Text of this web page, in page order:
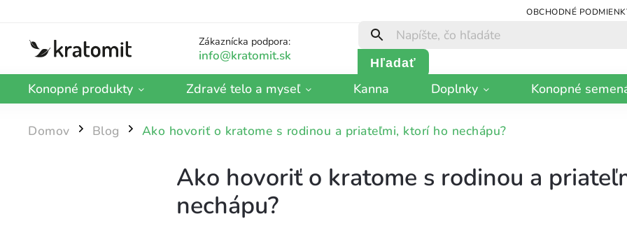
OBCHODNÉ
Zákaznícka podpora:
Hľadať
Konopné produkty Zdravé telo a myseľ Kanna Doplnky Konopné
Domov / Blog / Ako hovoriť o kratome s rodinou a priateľmi, ktorí ho nechápu?
Ako hovoriť o kratome s rodinou a
nechápu?